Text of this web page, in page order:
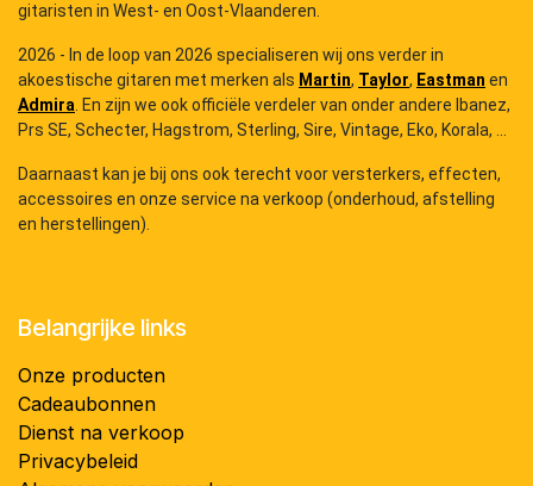
gitaristen in West- en Oost-Vlaanderen.
2026 - In de loop van 2026 specialiseren wij ons verder in
akoestische gitaren met merken als Martin, Taylor, Eastman en
Admira . En zijn we ook officiële verdeler van onder andere Ibanez,
Prs SE, Schecter, Hagstrom, Sterling, Sire, Vintage, Eko, Korala, ...
Daarnaast kan je bij ons ook terecht voor versterkers, effecten,
accessoires en onze service na verkoop (onderhoud, afstelling
en herstellingen).
Belangrijke links
Onze producten
Cadeaubonnen
Dienst na verkoop
Privacybeleid